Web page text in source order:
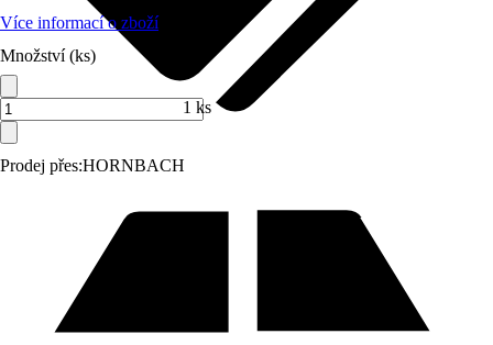
Prodej přes:HORNBACH
Více informací o zboží
Množství (ks)
1 ks